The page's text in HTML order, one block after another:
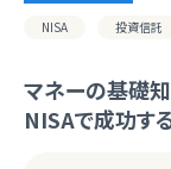
NISA 投資信託
マネーの基礎
NISAで成功す